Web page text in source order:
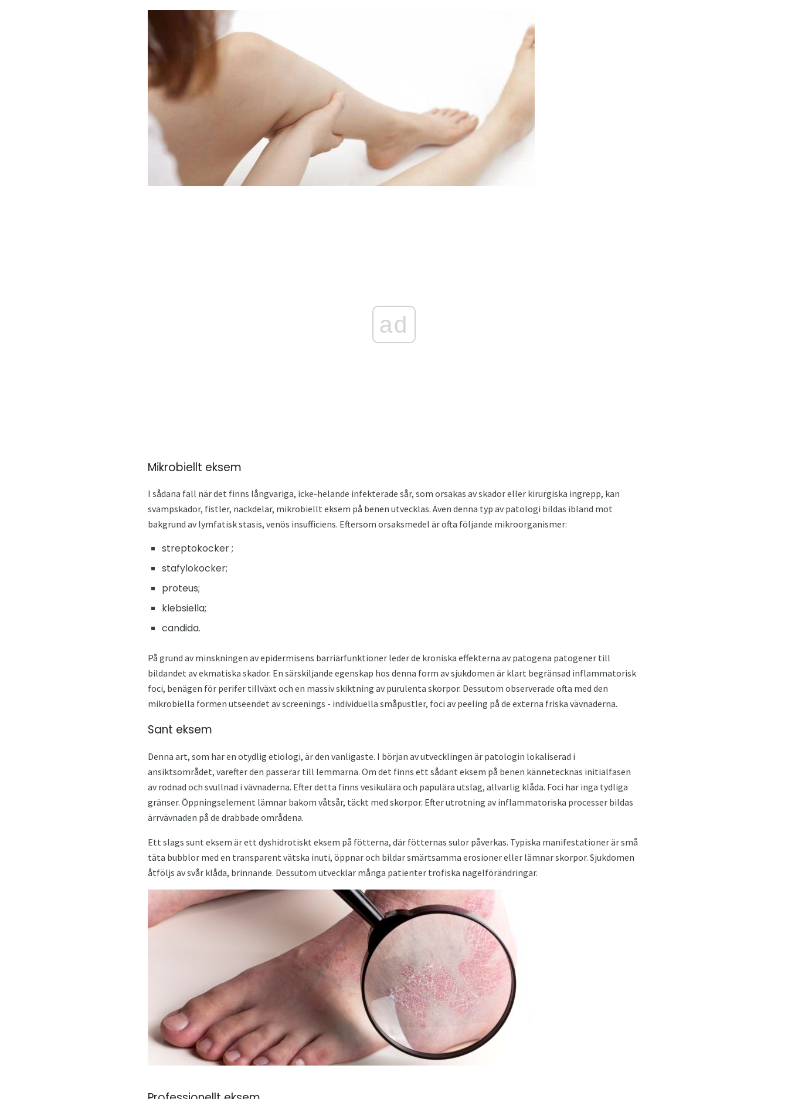
ad
Mikrobiellt eksem
I sådana fall när det finns långvariga, icke-helande infekterade sår, som orsakas av skador eller kirurgiska ingrepp, kan
svampskador, fistler, nackdelar, mikrobiellt eksem på benen utvecklas. Även denna typ av patologi bildas ibland mot
bakgrund av lymfatisk stasis, venös insufficiens. Eftersom orsaksmedel är ofta följande mikroorganismer:
streptokocker ;
stafylokocker;
proteus;
klebsiella;
candida.
På grund av minskningen av epidermisens barriärfunktioner leder de kroniska effekterna av patogena patogener till
bildandet av ekmatiska skador. En särskiljande egenskap hos denna form av sjukdomen är klart begränsad inflammatorisk
foci, benägen för perifer tillväxt och en massiv skiktning av purulenta skorpor. Dessutom observerade ofta med den
mikrobiella formen utseendet av screenings - individuella småpustler, foci av peeling på de externa friska vävnaderna.
Sant eksem
Denna art, som har en otydlig etiologi, är den vanligaste. I början av utvecklingen är patologin lokaliserad i
ansiktsområdet, varefter den passerar till lemmarna. Om det finns ett sådant eksem på benen kännetecknas initialfasen
av rodnad och svullnad i vävnaderna. Efter detta finns vesikulära och papulära utslag, allvarlig klåda. Foci har inga tydliga
gränser. Öppningselement lämnar bakom våtsår, täckt med skorpor. Efter utrotning av inflammatoriska processer bildas
ärrvävnaden på de drabbade områdena.
Ett slags sunt eksem är ett dyshidrotiskt eksem på fötterna, där fötternas sulor påverkas. Typiska manifestationer är små
täta bubblor med en transparent vätska inuti, öppnar och bildar smärtsamma erosioner eller lämnar skorpor. Sjukdomen
åtföljs av svår klåda, brinnande. Dessutom utvecklar många patienter trofiska nagelförändringar.